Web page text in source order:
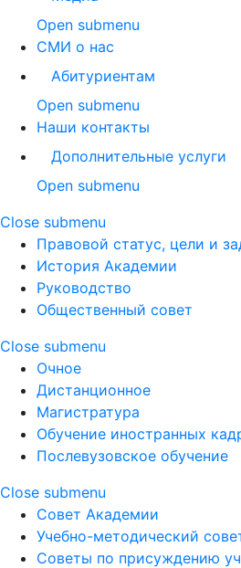
Open submenu
СМИ о нас
Абитуриентам
Open submenu
Наши контакты
Дополнительные услуги
Open submenu
Close submenu
Правовой статус, цели и
История Академии
Руководство
Общественный совет
Close submenu
Очное
Дистанционное
Магистратура
Обучение иностранных
Послевузовское обучение
Close submenu
Совет Академии
Учебно-методический
Советы по присуждению